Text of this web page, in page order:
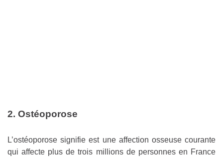
2. Ostéoporose
L’ostéoporose signifie est une affection osseuse courante
qui affecte plus de trois millions de personnes en France